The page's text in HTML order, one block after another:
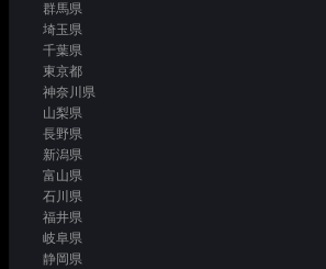
群馬県
埼玉県
千葉県
東京都
神奈川県
山梨県
長野県
新潟県
富山県
石川県
福井県
岐阜県
静岡県